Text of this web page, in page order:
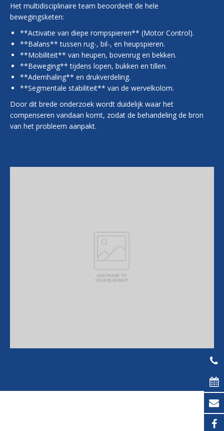
Het multidisciplinaire team beoordeelt de hele
bewegingsketen:
**Activatie van diepe rompspieren** (Motor Control).
**Balans** tussen rug-, bil-, en heupspieren.
**Mobiliteit** van heupen, bovenrug en bekken.
**Beweging** tijdens lopen, bukken en tillen.
**Ademhaling** en drukverdeling.
**Segmentale stabiliteit** van de wervelkolom.
Door dit brede onderzoek wordt duidelijk waar het
compenseren vandaan komt, zodat de behandeling de bron
van het probleem aanpakt.